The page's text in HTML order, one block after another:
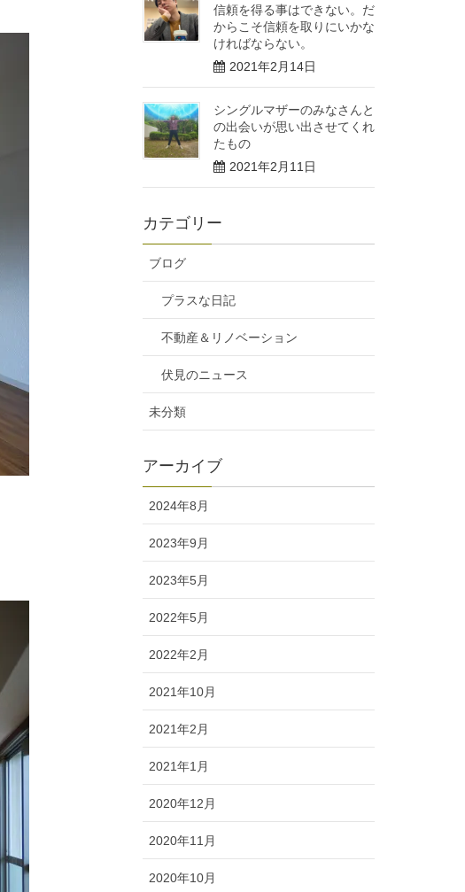
信頼を得る事はできない。だ
からこそ信頼を取りにいかな
ければならない。
2021年2月14日
シングルマザーのみなさんと
の出会いが思い出させてくれ
たもの
2021年2月11日
カテゴリー
ブログ
プラスな日記
不動産＆リノベーション
伏見のニュース
未分類
アーカイブ
2024年8月
2023年9月
2023年5月
2022年5月
2022年2月
2021年10月
2021年2月
2021年1月
2020年12月
2020年11月
2020年10月